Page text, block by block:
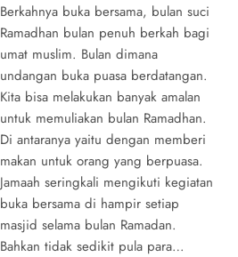
Berkahnya buka bersama, bulan suci
Ramadhan bulan penuh berkah bagi
umat muslim. Bulan dimana
undangan buka puasa berdatangan.
Kita bisa melakukan banyak amalan
untuk memuliakan bulan Ramadhan.
Di antaranya yaitu dengan memberi
makan untuk orang yang berpuasa.
Jamaah seringkali mengikuti kegiatan
buka bersama di hampir setiap
masjid selama bulan Ramadan.
Bahkan tidak sedikit pula para…